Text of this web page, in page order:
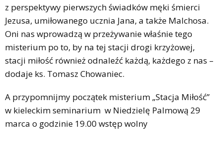
z perspektywy pierwszych świadków męki śmierci
Jezusa, umiłowanego ucznia Jana, a także Malchosa.
Oni nas wprowadzą w przeżywanie właśnie tego
misterium po to, by na tej stacji drogi krzyżowej,
stacji miłość również odnaleźć każdą, każdego z nas –
dodaje ks. Tomasz Chowaniec.
A przypomnijmy początek misterium „Stacja Miłość”
w kieleckim seminarium w Niedzielę Palmową 29
marca o godzinie 19.00 wstęp wolny